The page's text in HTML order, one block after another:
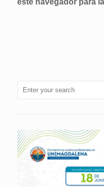
este navegador para